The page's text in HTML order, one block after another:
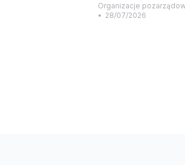
Organizacje
28/07/2026